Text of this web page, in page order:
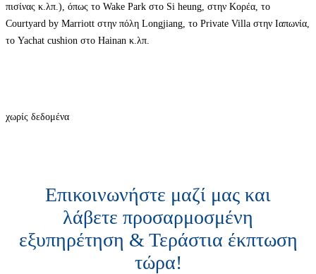
πισίνας κ.λπ.), όπως το Wake Park στο Si heung, στην Κορέα, το
Courtyard by Marriott στην πόλη Longjiang, το Private Villa στην Ιαπωνία,
το Yachat cushion στο Hainan κ.λπ.
χωρίς δεδομένα
Επικοινωνήστε μαζί μας και
λάβετε προσαρμοσμένη
εξυπηρέτηση & Τεράστια έκπτωση
τώρα!